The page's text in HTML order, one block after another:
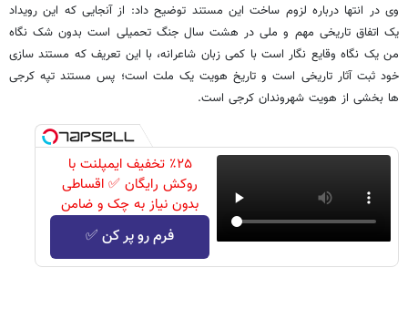
وی در انتها درباره لزوم ساخت این مستند توضیح داد: از آنجایی که این رویداد
یک اتفاق تاریخی مهم و ملی در هشت سال جنگ تحمیلی است بدون شک نگاه
من یک نگاه وقایع نگار است با کمی زبان شاعرانه، با این تعریف که مستند سازی
خود ثبت آثار تاریخی است و تاریخ هویت یک ملت است؛ پس مستند تپه کرجی
ها بخشی از هویت شهروندان کرجی است.‏
٪۲۵ تخفیف ایمپلنت با
روکش رایگان ✅ اقساطی
بدون نیاز به چک و ضامن
فرم رو پر کن ✅